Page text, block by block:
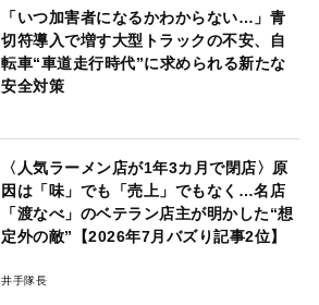
「いつ加害者になるかわからない…」青
切符導入で増す大型トラックの不安、自
転車“車道走行時代”に求められる新たな
安全対策
〈人気ラーメン店が1年3カ月で閉店〉原
因は「味」でも「売上」でもなく…名店
「渡なべ」のベテラン店主が明かした“想
定外の敵”【2026年7月バズり記事2位】
井手隊長